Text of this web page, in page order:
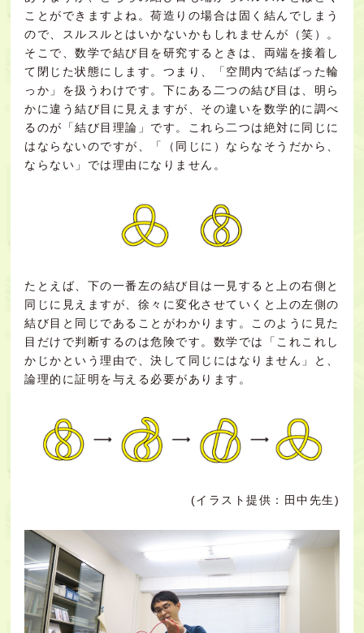
ことができますよね。荷造りの場合は固く結んでしまう
ので、スルスルとはいかないかもしれませんが（笑）。
そこで、数学で結び目を研究するときは、両端を接着し
て閉じた状態にします。つまり、「空間内で結ばった輪
っか」を扱うわけです。下にある二つの結び目は、明ら
かに違う結び目に見えますが、その違いを数学的に調べ
るのが「結び目理論」です。これら二つは絶対に同じに
はならないのですが、「（同じに）ならなそうだから、
ならない」では理由になりません。
たとえば、下の一番左の結び目は一見すると上の右側と
同じに見えますが、徐々に変化させていくと上の左側の
結び目と同じであることがわかります。このように見た
目だけで判断するのは危険です。数学では「これこれし
かじかという理由で、決して同じにはなりません」と、
論理的に証明を与える必要があります。
(イラスト提供：田中先生)